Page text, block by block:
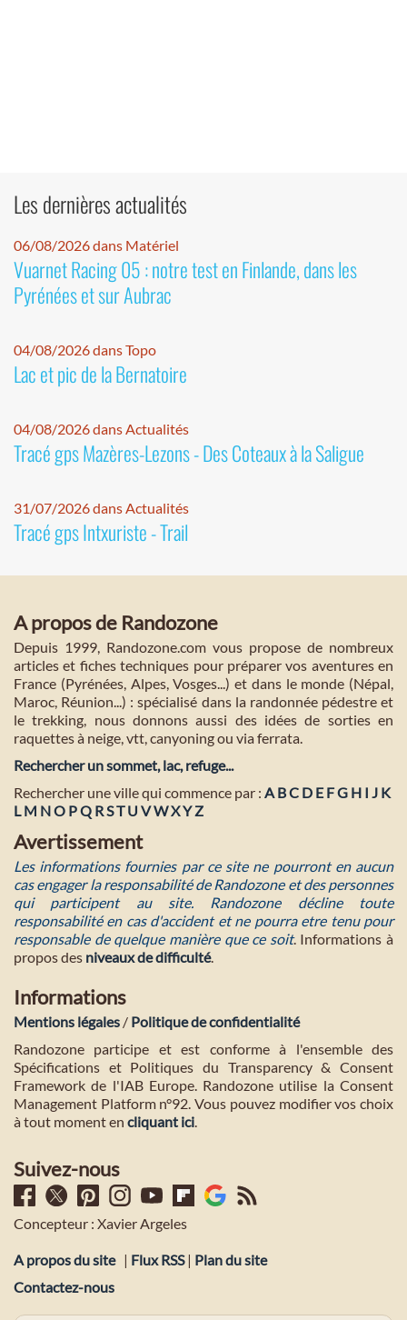
Les dernières actualités
06/08/2026 dans Matériel
Vuarnet Racing 05 : notre test en Finlande, dans les
Pyrénées et sur Aubrac
04/08/2026 dans Topo
Lac et pic de la Bernatoire
04/08/2026 dans Actualités
Tracé gps Mazères-Lezons - Des Coteaux à la Saligue
31/07/2026 dans Actualités
Tracé gps Intxuriste - Trail
A propos de Randozone
Depuis 1999, Randozone.com vous propose de nombreux
articles et fiches techniques pour préparer vos aventures en
France (Pyrénées, Alpes, Vosges...) et dans le monde (Népal,
Maroc, Réunion...) : spécialisé dans la randonnée pédestre et
le trekking, nous donnons aussi des idées de sorties en
raquettes à neige, vtt, canyoning ou via ferrata.
Rechercher un sommet, lac, refuge...
Rechercher une ville qui commence par : A BC D E FG H I J K
L M NO PQ RST U VWXYZ
Avertissement
Les informations fournies par ce site ne pourront en aucun
cas engager la responsabilité de Randozone et des personnes
qui participent au site. Randozone décline toute
responsabilité en cas d'accident et ne pourra etre tenu pour
responsable de quelque manière que ce soit. Informations à
propos des niveaux de difficulté.
Informations
Mentions légales / Politique de confidentialité
Randozone participe et est conforme à l'ensemble des
Spécifications et Politiques du Transparency & Consent
Framework de l'IAB Europe. Randozone utilise la Consent
Management Platform n°92. Vous pouvez modifier vos choix
à tout moment en cliquant ici.
Suivez-nous
Concepteur : Xavier Argeles
A propos du site | Flux RSS| Plan du site
Contactez-nous